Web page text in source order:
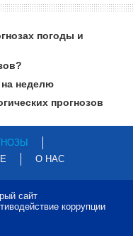
погоды и
неделю
прогнозов
О НАС
сайт
коррупции